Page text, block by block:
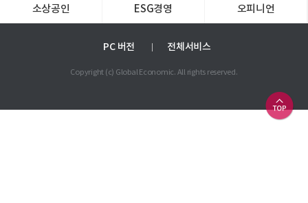
소상공인 ESG경영 오피니언
PC 버전 전체서비스
Copyright (c) Global Economic. All rights reserved.